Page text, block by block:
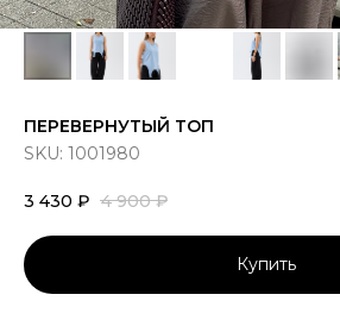
ПЕРЕВЕРНУТЫЙ ТОП
SKU: 1001980
3 430 ₽ 4 900 ₽
Купить